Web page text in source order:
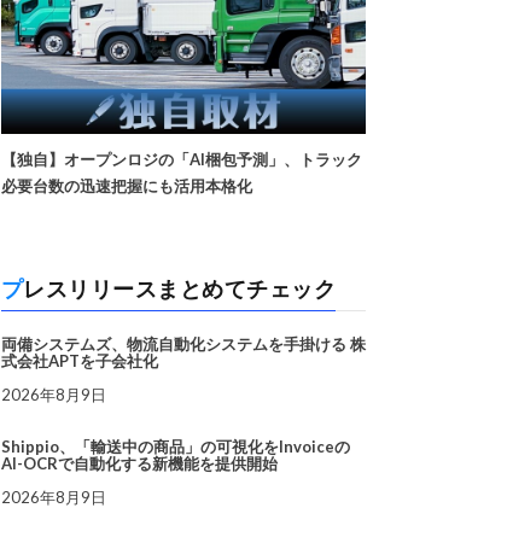
【独自】オープンロジの「AI梱包予測」、トラック
必要台数の迅速把握にも活用本格化
プレスリリースまとめてチェック
両備システムズ、物流自動化システムを手掛ける 株
式会社APTを子会社化
2026年8月9日
Shippio、「輸送中の商品」の可視化をInvoiceの
AI-OCRで自動化する新機能を提供開始
2026年8月9日